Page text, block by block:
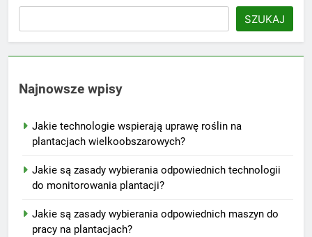
SZUKAJ
Najnowsze wpisy
Jakie technologie wspierają uprawę roślin na
plantacjach wielkoobszarowych?
Jakie są zasady wybierania odpowiednich technologii
do monitorowania plantacji?
Jakie są zasady wybierania odpowiednich maszyn do
pracy na plantacjach?